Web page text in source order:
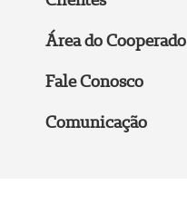
Área do Cooperado
Fale Conosco
Comunicação